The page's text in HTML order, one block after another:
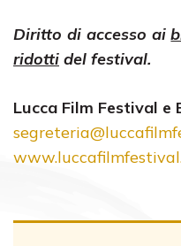
Diritto di accesso ai
ridotti del festival.
Lucca Film Festival e